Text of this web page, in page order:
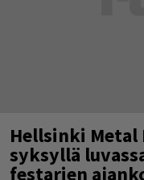
Hellsinki Metal
syksyllä
festarien